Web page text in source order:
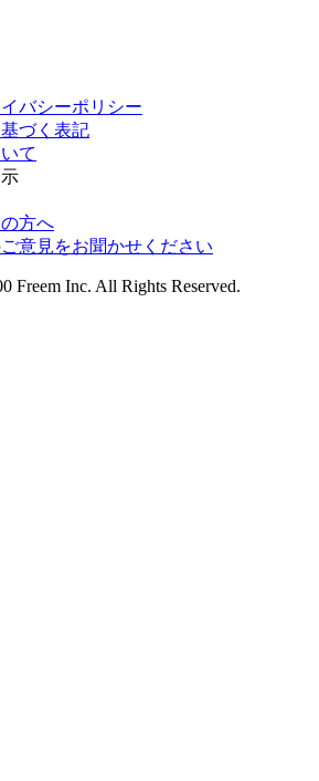
バシーポリシー
づく表記
て
方へ
意見をお聞かせください
Freem Inc. All Rights Reserved.